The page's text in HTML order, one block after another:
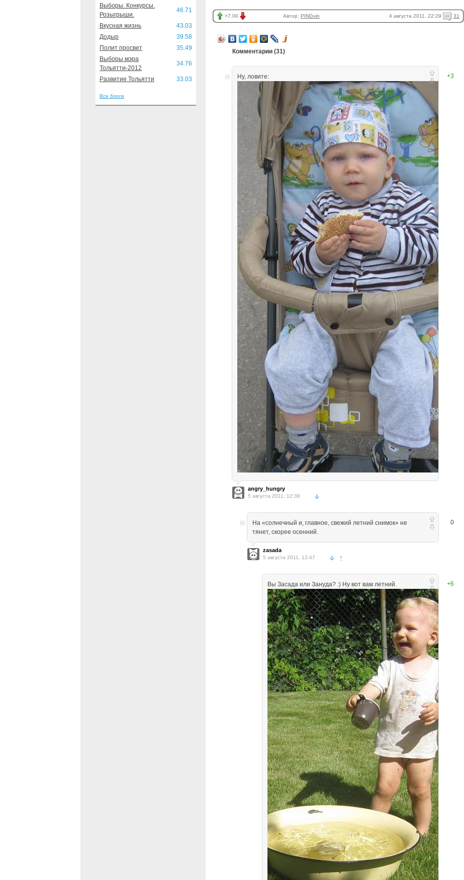
Выборы. Конкурсы.
Розыгрыши.
46.71
Вкусная жизнь
43.03
Додыр
39.58
Полит просвет
35.49
Выборы мэра
Тольятти-2012
34.76
Развитие Тольятти 33.03
Все блоги
+7.00 Автор: PINGvin 4 августа 2011, 22:29 31
Комментарии (31)
+3
Ну, ловите:
angry_hungry
5 августа 2011, 12:38
0
На «солнечный и, главное, свежий летний снимок» не
тянет, скорее осенний.
zasada
5 августа 2011, 12:47 ↑
+6
Вы Засада или Зануда? :) Ну вот вам летний.